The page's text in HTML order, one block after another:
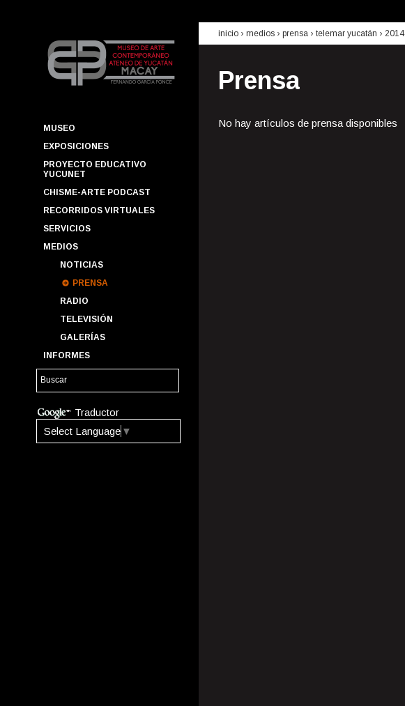
MUSEO
EXPOSICIONES
PROYECTO EDUCATIVO
YUCUNET
CHISME-ARTE PODCAST
RECORRIDOS VIRTUALES
SERVICIOS
MEDIOS
NOTICIAS
PRENSA
RADIO
TELEVISIÓN
GALERÍAS
INFORMES
Traductor
Select Language ▼
inicio › medios › prensa › telemar yucatán › 2014
Prensa
No hay artículos de prensa disponibles